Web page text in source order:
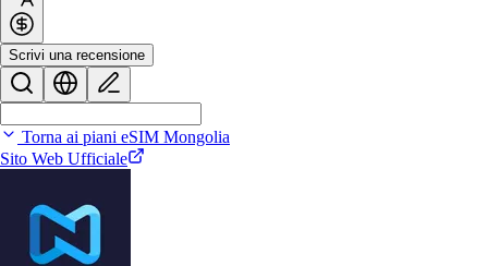
Scrivi una recensione
Torna ai piani eSIM Mongolia
Sito Web Ufficiale